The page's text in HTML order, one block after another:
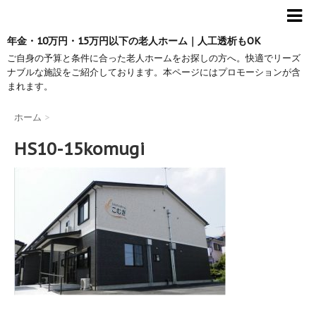
年金・10万円・15万円以下の老人ホーム｜人工透析もOK
ご自身の予算と条件に合った老人ホームをお探しの方へ。快適でリーズ
ナブルな施設をご紹介しております。本ページにはプロモーションが含
まれます。
ホーム >
HS10-15komugi